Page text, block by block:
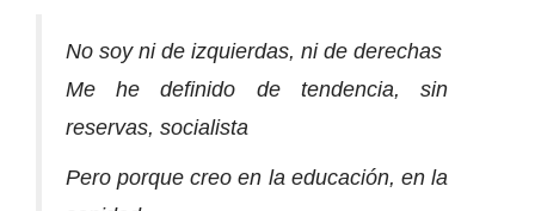
No soy ni de izquierdas, ni de derechas
Me he definido de tendencia, sin
reservas, socialista
Pero porque creo en la educación, en la